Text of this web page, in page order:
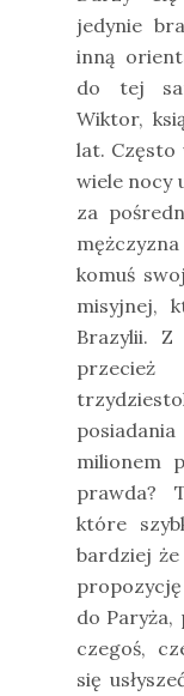
jedynie
inną
do tej
Wiktor,
lat. Często
wiele nocy
za
komuś
misyjnej,
Brazylii.
milionem
prawda?
które
bardziej że
do Paryża,
czegoś,
się